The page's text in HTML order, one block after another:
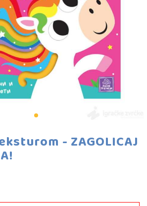
- ZAGOLICAJ